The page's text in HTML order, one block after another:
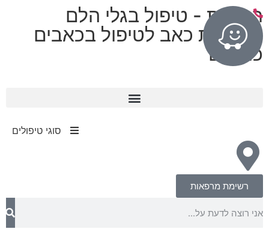
רפואות - טיפול בגלי הלם
מרפאות כאב לטיפול בכאבים
כרוניים
סוגי טיפולים
רשימת מרפאות